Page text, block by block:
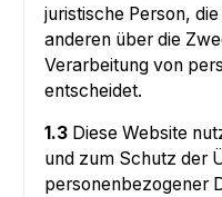
juristische Person,
anderen über die
Verarbeitung von
entscheidet.
1.3 Diese Website
und zum Schutz der
personenbezogener